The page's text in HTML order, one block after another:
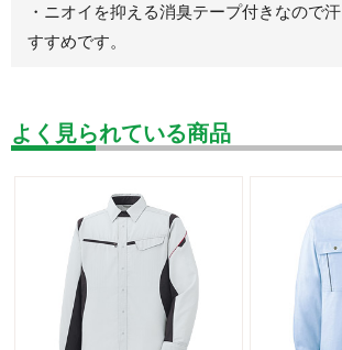
・ニオイを抑える消臭テープ付きなので
すすめです。
よく見られている商品